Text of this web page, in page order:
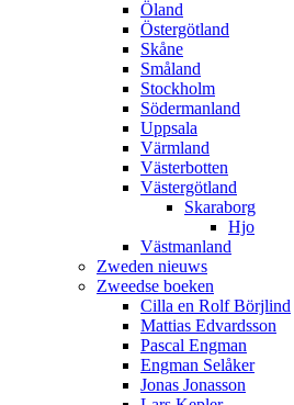
Öland
Östergötland
Skåne
Småland
Stockholm
Södermanland
Uppsala
Värmland
Västerbotten
Västergötland
Skaraborg
Hjo
Västmanland
Zweden nieuws
Zweedse boeken
Cilla en Rolf Börjlind
Mattias Edvardsson
Pascal Engman
Engman Selåker
Jonas Jonasson